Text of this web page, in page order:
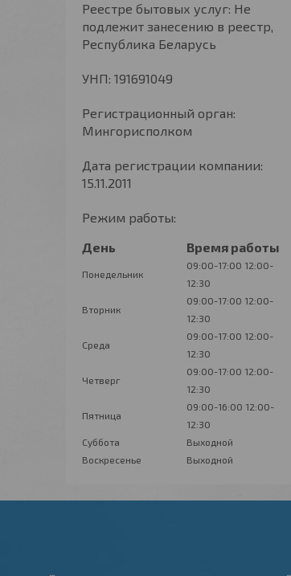
Реестре бытовых услуг: Не
подлежит занесению в реестр,
Республика Беларусь
УНП: 191691049
Регистрационный орган:
Мингорисполком
Дата регистрации компании:
15.11.2011
Режим работы:
День
Время работы
Понедельник
09:00-17:00 12:00-
12:30
Вторник
09:00-17:00 12:00-
12:30
Среда
09:00-17:00 12:00-
12:30
Четверг
09:00-17:00 12:00-
12:30
Пятница
09:00-16:00 12:00-
12:30
Суббота
Выходной
Воскресенье
Выходной